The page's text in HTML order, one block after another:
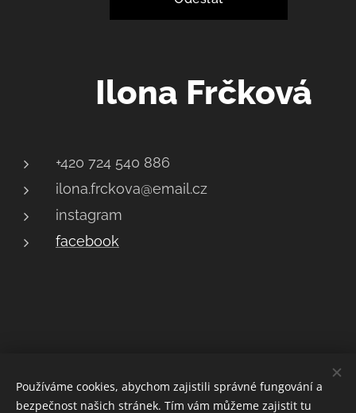
Ilona Frčková
+420 724 540 886
ilona.frckova@email.cz
instagram
facebook
Ilona Frčková
Používáme cookies, abychom zajistili správné fungování a
bezpečnost našich stránek. Tím vám můžeme zajistit tu